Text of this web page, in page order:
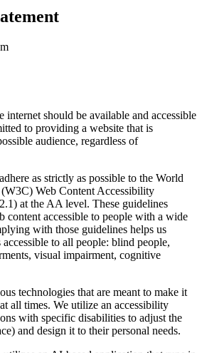
internet should be available and accessible
to providing a website that is
audience, regardless of
as strictly as possible to the World
Web Content Accessibility
at the AA level. These guidelines
content accessible to people with a wide
with those guidelines helps us
to all people: blind people,
visual impairment, cognitive
technologies that are meant to make it
all times. We utilize an accessibility
with specific disabilities to adjust the
and design it to their personal needs.